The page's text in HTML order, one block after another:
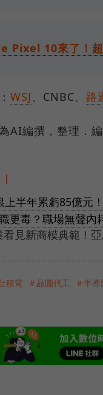
Pixel 10來了！
WSJ、CNBC、 路
AI編撰，整理．
上半年累虧85億元
更毒？職場無聲內
看見新商模典範！
積電 ＃晶圓代工 ＃半